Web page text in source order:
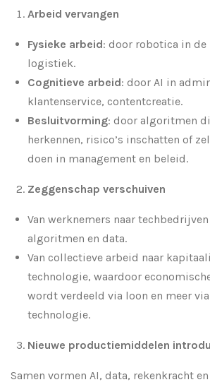
Arbeid vervangen
Fysieke arbeid: door robotica in
logistiek.
Cognitieve arbeid: door AI in
klantenservice, contentcreatie.
Besluitvorming: door algoritmen
herkennen, risico’s inschatten of
doen in management en beleid.
Zeggenschap verschuiven
Van werknemers naar
algoritmen en data.
Van collectieve arbeid naar
technologie, waardoor
wordt verdeeld via loon en meer
technologie.
Nieuwe productiemiddelen
Samen vormen AI, data, rekenkracht